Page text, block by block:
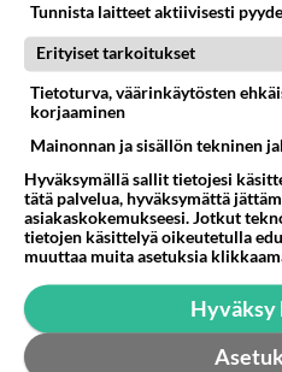
Tunnista laitteet aktiivisesti
Erityiset tarkoitukset
Tietoturva, väärinkäytösten
korjaaminen
Mainonnan ja sisällön tekninen
Hyväksymällä sallit tietojesi
tätä palvelua, hyväksymättä
asiakaskokemukseesi. Jotkut
tietojen käsittelyä oikeutetulla
muuttaa muita asetuksia
Hyväksy